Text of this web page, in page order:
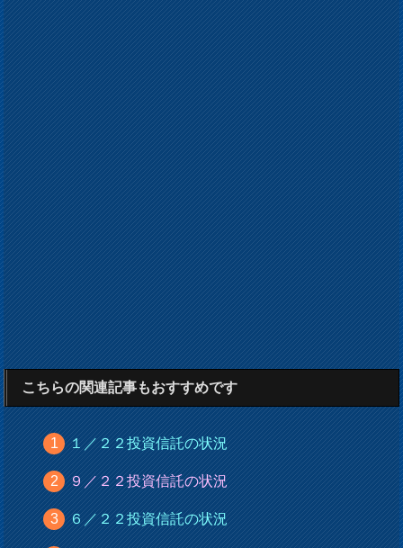
こちらの関連記事もおすすめです
１／２２投資信託の状況
９／２２投資信託の状況
６／２２投資信託の状況